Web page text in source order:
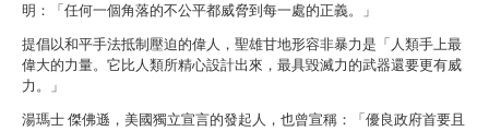
明：「任何一個角落的不公平都威脅到每一處的正義。」
提倡以和平手法抵制壓迫的偉人，聖雄甘地形容非暴力是「人類手上最
偉大的力量。它比人類所精心設計出來，最具毀滅力的武器還要更有威
力。」
湯瑪士 傑佛遜，美國獨立宣言的發起人，也曾宣稱：「優良政府首要且